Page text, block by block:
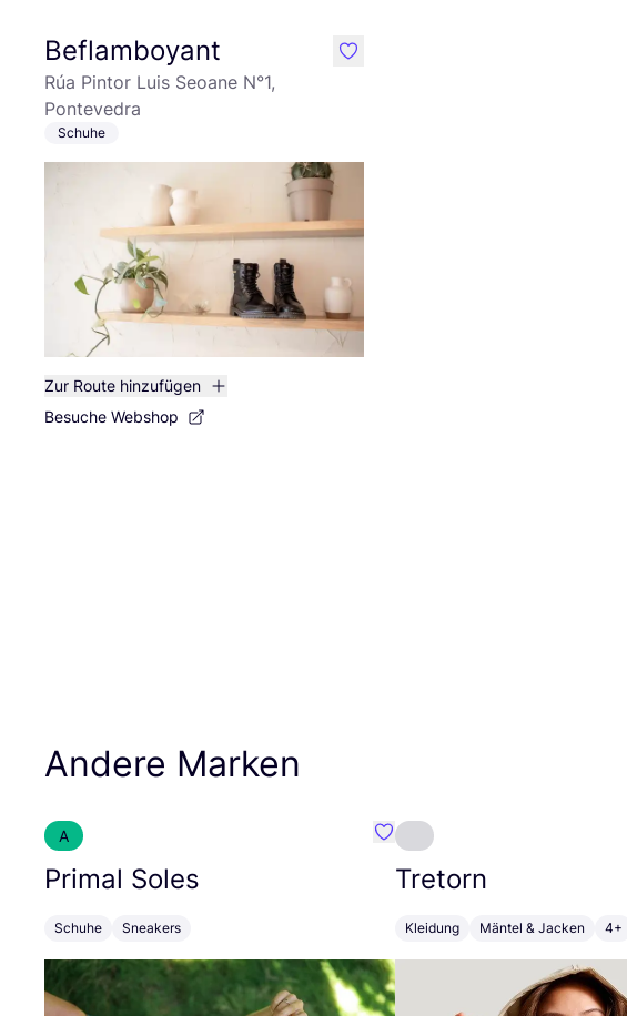
Beflamboyant
Rúa Pintor Luis Seoane N°1,
Pontevedra
Schuhe
Zur Route hinzufügen
Besuche Webshop
like
Andere Marken
A
Primal Soles
Schuhe Sneakers
Favorit Primal Soles
Tretorn
Kleidung Mäntel & Jacken 4+